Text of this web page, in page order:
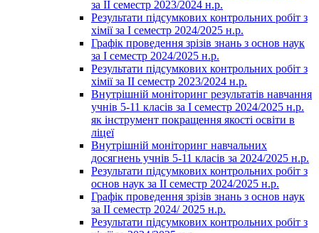
за ІІ семестр 2023/2024 н.р.
Результати підсумкових контрольних робіт з
хімії за І семестр 2024/2025 н.р.
Графік проведення зрізів знань з основ наук
за І семестр 2024/2025 н.р.
Результати підсумкових контрольних робіт з
хімії за ІІ семестр 2023/2024 н.р.
Внутрішній моніторинг результатів навчання
учнів 5-11 класів за І семестр 2024/2025 н.р.
як інструмент покращення якості освіти в
ліцеї
Внутрішній моніторинг навчальних
досягнень учнів 5-11 класів за 2024/2025 н.р.
Результати підсумкових контрольних робіт з
основ наук за ІІ семестр 2024/2025 н.р.
Графік проведення зрізів знань з основ наук
за ІІ семестр 2024/ 2025 н.р.
Результати підсумкових контрольних робіт з